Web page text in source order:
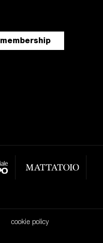
membership
cookie policy